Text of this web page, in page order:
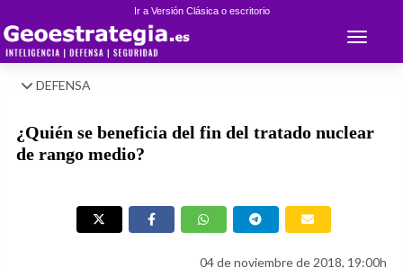
Ir a Versión Clásica o escritorio
Toggle
DEFENSA
¿Quién se beneficia del fin del tratado nuclear
de rango medio?
04 de noviembre de 2018, 19:00h